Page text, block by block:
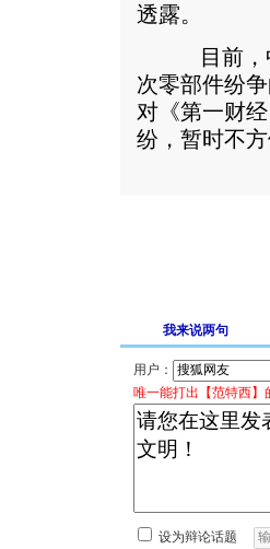
透露。
目前，中
次零部件纷
对《第一财
纷，暂时不
我来说两句
用户：
唯一能打出【范特西】
设为辩论话题